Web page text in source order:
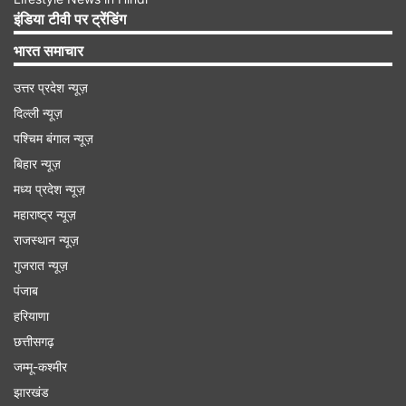
स्क्रिप्टेड नहीं है तो फिर इनकी आशिकी इनका ऊपर का
टिकट कटवा सकती थी। ऐसी बेवकूफी से इंसान को हमेशा
बचना चाहिए।
यहां देखें वायरल वीडियो
इंडिया टीवी पर ट्रेंडिंग
भारत समाचार
उत्तर प्रदेश न्यूज़
दिल्ली न्यूज़
पश्चिम बंगाल न्यूज़
बिहार न्यूज़
मध्य प्रदेश न्यूज़
महाराष्ट्र न्यूज़
राजस्थान न्यूज़
गुजरात न्यूज़
पंजाब
हरियाणा
छत्तीसगढ़
जम्मू-कश्मीर
झारखंड